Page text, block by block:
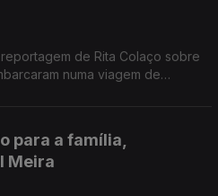
de Rita Colaço sobre
numa viagem de
para a família,
Meira